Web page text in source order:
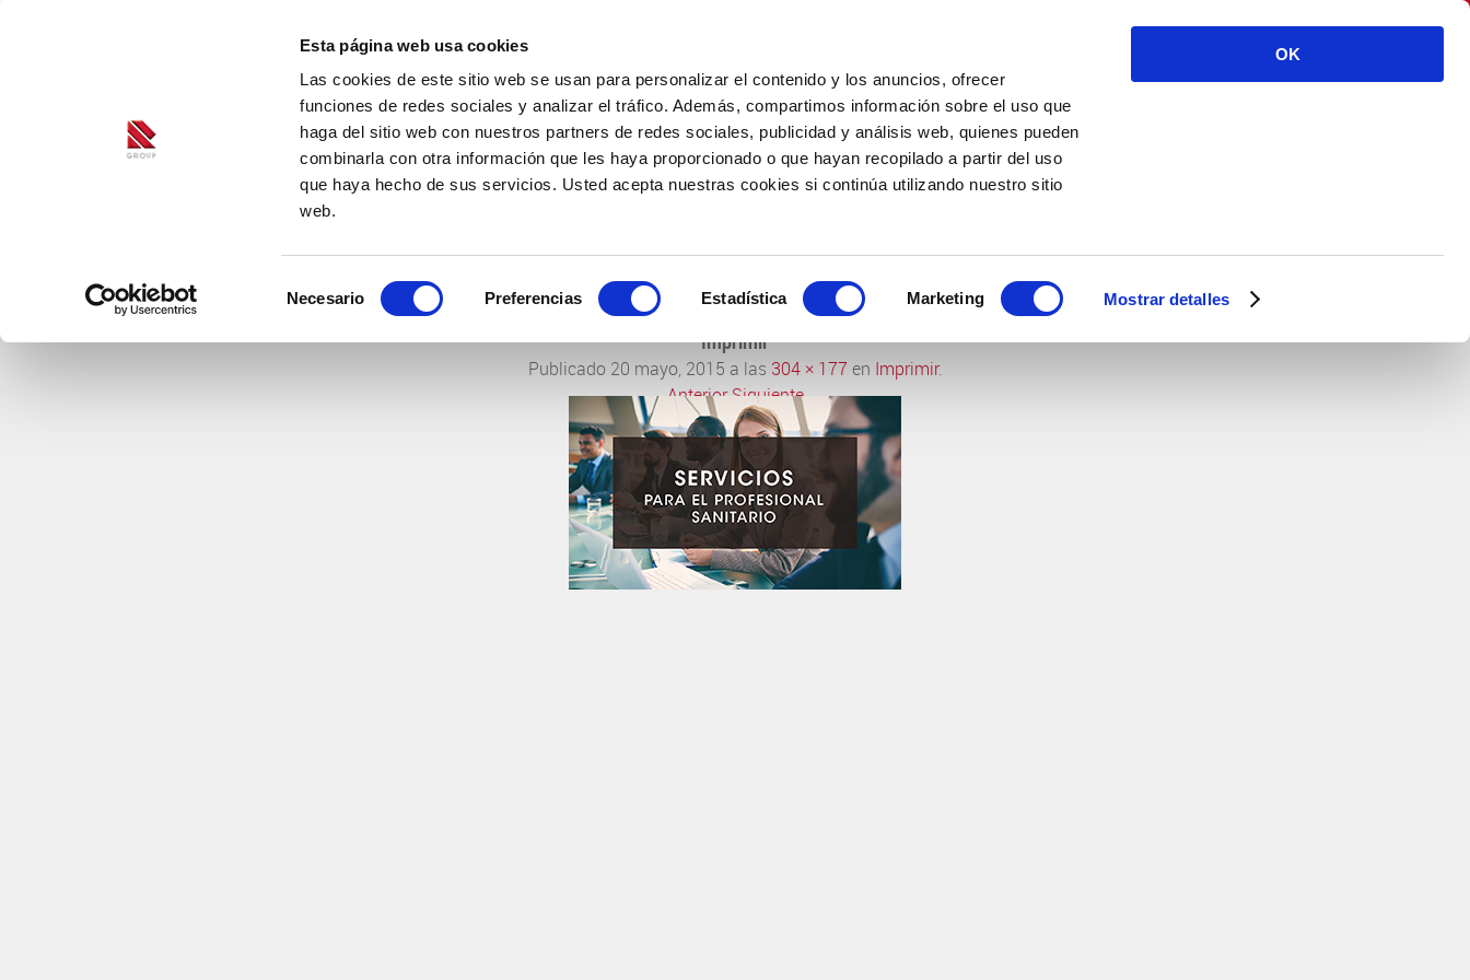
Esta página web usa cookies
Las cookies de este sitio web se usan para personalizar el contenido y los anuncios, ofrecer
funciones de redes sociales y analizar el tráfico. Además, compartimos información sobre el uso que
haga del sitio web con nuestros partners de redes sociales, publicidad y análisis web, quienes pueden
combinarla con otra información que les haya proporcionado o que hayan recopilado a partir del uso
que haya hecho de sus servicios. Usted acepta nuestras cookies si continúa utilizando nuestro sitio
web.
de
Necesario Preferencias Estadística Marketing Mostrar detalles
OK
COMPAÑÍA PRODUCTOS FARMACOVIGILANCIA
INVESTIGACIÓN PARA EL BIENESTAR
Imprimir
Publicado 20 mayo, 2015 a las 304 × 177en Imprimir.
← Anterior Siguiente →